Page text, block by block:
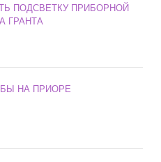
ПОДСВЕТКУ ПРИБОРНОЙ
ГРАНТА
НА ПРИОРЕ